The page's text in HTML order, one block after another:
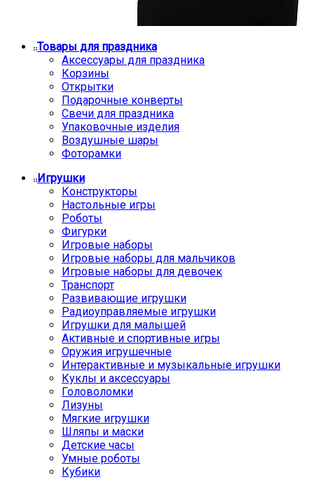
Товары для праздника
Аксессуары для праздника
Корзины
Открытки
Подарочные конверты
Свечи для праздника
Упаковочные изделия
Воздушные шары
Фоторамки
Игрушки
Конструкторы
Настольные игры
Роботы
Фигурки
Игровые наборы
Игровые наборы для мальчиков
Игровые наборы для девочек
Транспорт
Развивающие игрушки
Радиоуправляемые игрушки
Игрушки для малышей
Активные и спортивные игры
Оружия игрушечные
Интерактивные и музыкальные игрушки
Куклы и аксессуары
Головоломки
Лизуны
Мягкие игрушки
Шляпы и маски
Детские часы
Умные роботы
Кубики